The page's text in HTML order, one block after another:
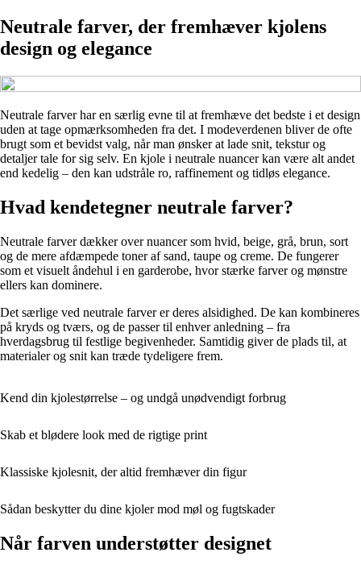
Neutrale farver, der fremhæver kjolens
design og elegance
Neutrale farver har en særlig evne til at fremhæve det bedste i et design
uden at tage opmærksomheden fra det. I modeverdenen bliver de ofte
brugt som et bevidst valg, når man ønsker at lade snit, tekstur og
detaljer tale for sig selv. En kjole i neutrale nuancer kan være alt andet
end kedelig – den kan udstråle ro, raffinement og tidløs elegance.
Hvad kendetegner neutrale farver?
Neutrale farver dækker over nuancer som hvid, beige, grå, brun, sort
og de mere afdæmpede toner af sand, taupe og creme. De fungerer
som et visuelt åndehul i en garderobe, hvor stærke farver og mønstre
ellers kan dominere.
Det særlige ved neutrale farver er deres alsidighed. De kan kombineres
på kryds og tværs, og de passer til enhver anledning – fra
hverdagsbrug til festlige begivenheder. Samtidig giver de plads til, at
materialer og snit kan træde tydeligere frem.
Kend din kjolestørrelse – og undgå unødvendigt forbrug
Skab et blødere look med de rigtige print
Klassiske kjolesnit, der altid fremhæver din figur
Sådan beskytter du dine kjoler mod møl og fugtskader
Når farven understøtter designet